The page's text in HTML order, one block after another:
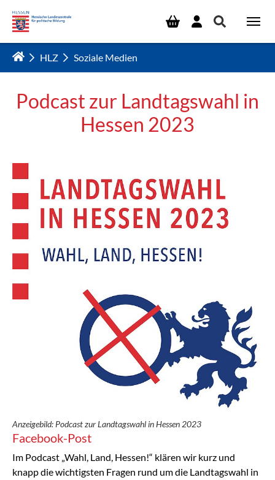
Zum Hauptinhalt springen
HLZ Soziale Medien
Podcast zur Landtagswahl in
Hessen 2023
Anzeigebild: Podcast zur Landtagswahl in Hessen 2023
Facebook-Post
Im Podcast „Wahl, Land, Hessen!“ klären wir kurz und
knapp die wichtigsten Fragen rund um die Landtagswahl in